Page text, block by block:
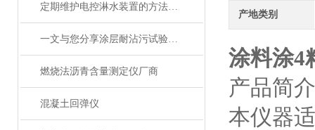
定期维护电控淋水装置的方法及重要性介绍
一文与您分享涂层耐沾污试验仪的正确操作步骤
燃烧法沥青含量测定仪厂商
混凝土回弹仪
产地类别
涂料涂4
产品简介
本仪器